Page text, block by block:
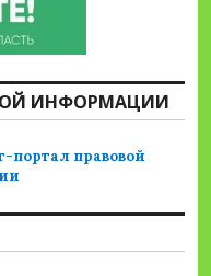
ИНФОРМАЦИИ